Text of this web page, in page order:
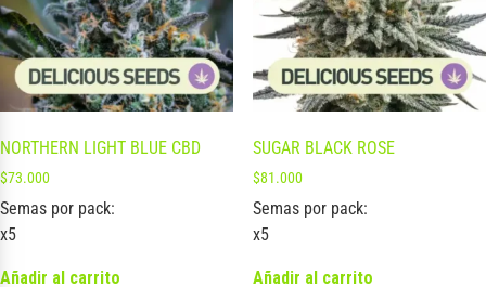
NORTHERN LIGHT BLUE CBD
$73.000
Semas por pack:
x5
Añadir al carrito
SUGAR BLACK ROSE
$81.000
Semas por pack:
x5
Añadir al carrito